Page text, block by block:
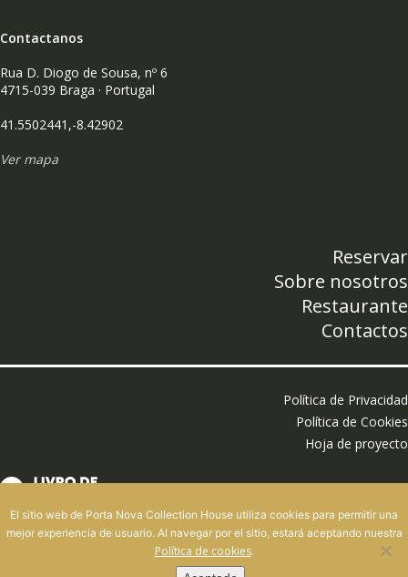
Contactanos
Rua D. Diogo de Sousa, nº 6
4715-039 Braga · Portugal
41.5502441,-8.42902
Ver mapa
Reservar
Sobre nosotros
Restaurante
Contactos
Política de Privacidad
Política de Cookies
Hoja de proyecto
El sitio web de Porta Nova Collection House utiliza cookies para permitir una
mejor experiencia de usuario. Al navegar por el sitio, estará aceptando nuestra
Política de cookies.